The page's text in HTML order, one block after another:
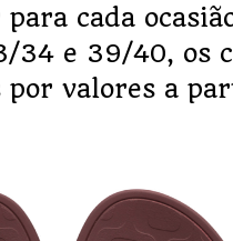
para cada
34 e 39/40, os
por valores a